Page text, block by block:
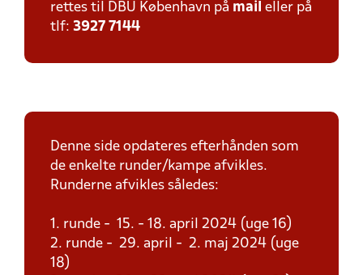
rettes til DBU København på mail eller på
tlf: 3927 7144
Denne side opdateres efterhånden som
de enkelte runder/kampe afvikles.
Runderne afvikles således:
1. runde - 15. - 18. april 2024 (uge 16)
2. runde - 29. april - 2. maj 2024 (uge
18)